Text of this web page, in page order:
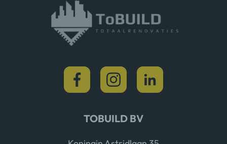
TOBUILD BV